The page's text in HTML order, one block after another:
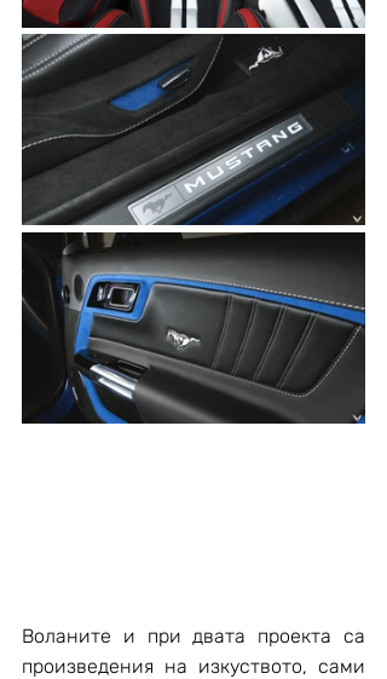
Воланите и при двата проекта са
произведения на изкуството, сами